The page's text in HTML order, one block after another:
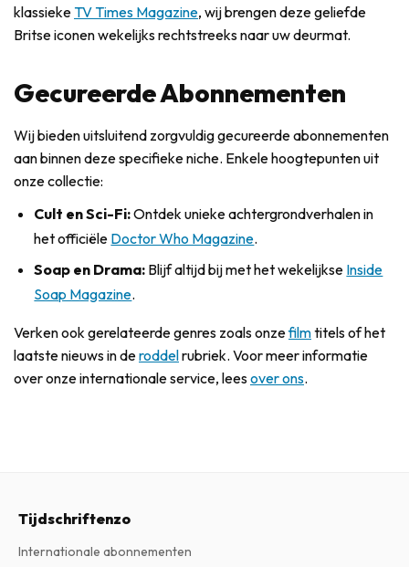
klassiekeTV Times Magazine, wij brengen deze geliefde
Britse iconen wekelijks rechtstreeks naar uw deurmat.
Gecureerde Abonnementen
Wij bieden uitsluitend zorgvuldig gecureerde abonnementen
aan binnen deze specifieke niche. Enkele hoogtepunten uit
onze collectie:
Cult en Sci-Fi:Ontdek unieke achtergrondverhalen in
het officiële Doctor Who Magazine.
Soap en Drama: Blijf altijd bij met het wekelijkse Inside
Soap Magazine.
Verken ook gerelateerde genres zoals onzefilmtitels of het
laatste nieuws in deroddelrubriek. Voor meer informatie
over onze internationale service, leesover ons.
Tijdschriftenzo
Internationale abonnementen